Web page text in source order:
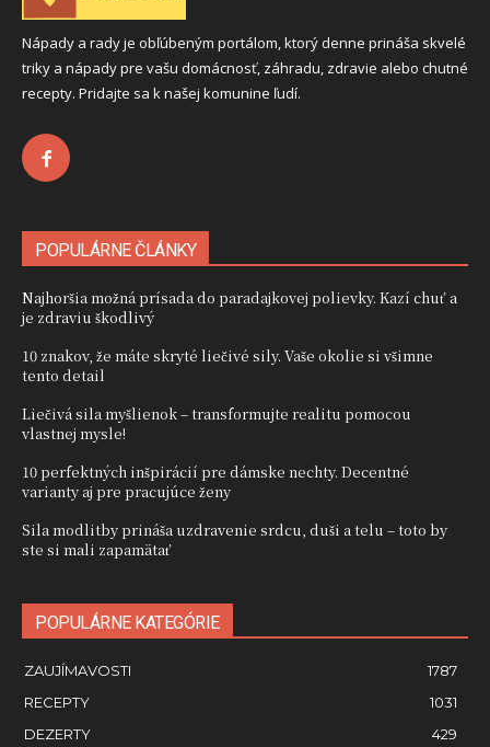
Nápady a rady je obľúbeným portálom, ktorý denne prináša skvelé
triky a nápady pre vašu domácnosť, záhradu, zdravie alebo chutné
recepty. Pridajte sa k našej komunine ľudí.
POPULÁRNE ČLÁNKY
Najhoršia možná prísada do paradajkovej polievky. Kazí chuť a
je zdraviu škodlivý
10 znakov, že máte skryté liečivé sily. Vaše okolie si všimne
tento detail
Liečivá sila myšlienok – transformujte realitu pomocou
vlastnej mysle!
10 perfektných inšpirácií pre dámske nechty. Decentné
varianty aj pre pracujúce ženy
Sila modlitby prináša uzdravenie srdcu, duši a telu – toto by
ste si mali zapamätať
POPULÁRNE KATEGÓRIE
ZAUJÍMAVOSTI
1787
RECEPTY
1031
DEZERTY
429